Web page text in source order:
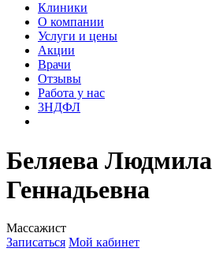
Клиники
О компании
Услуги и цены
Акции
Врачи
Отзывы
Работа у нас
3НДФЛ
Беляева Людмила
Геннадьевна
Массажист
Записаться Мой кабинет